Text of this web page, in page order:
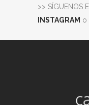
>> SÍGUENOS
INSTAGRAM o